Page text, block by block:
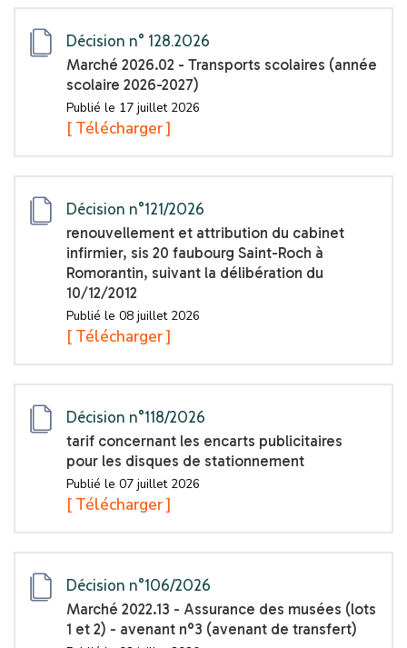
Décision n° 128.2026
Marché 2026.02 - Transports scolaires (année
scolaire 2026-2027)
Publié le 17 juillet 2026
[ Télécharger ]
Décision n°121/2026
renouvellement et attribution du cabinet
infirmier, sis 20 faubourg Saint-Roch à
Romorantin, suivant la délibération du
10/12/2012
Publié le 08 juillet 2026
[ Télécharger ]
Décision n°118/2026
tarif concernant les encarts publicitaires
pour les disques de stationnement
Publié le 07 juillet 2026
[ Télécharger ]
Décision n°106/2026
Marché 2022.13 - Assurance des musées (lots
1 et 2) - avenant n°3 (avenant de transfert)